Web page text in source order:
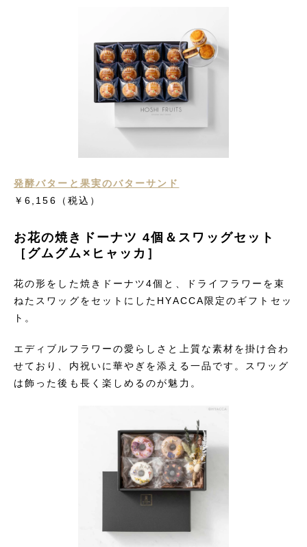
発酵バターと果実のバターサンド
￥6,156
（税込）
お花の焼きドーナツ 4個＆スワッグセット
［グムグム×ヒャッカ］
花の形をした焼きドーナツ4個と、ドライフラワーを束
ねたスワッグをセットにしたHYACCA限定のギフトセッ
ト。
エディブルフラワーの愛らしさと上質な素材を掛け合わ
せており、内祝いに華やぎを添える一品です。スワッグ
は飾った後も長く楽しめるのが魅力。